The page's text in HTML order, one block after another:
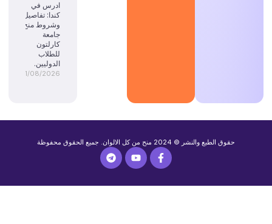
ادرس في
كندا: تفاصيل
وشروط منح
جامعة
كارلتون
للطلاب
الدوليين.
01/08/2026
حقوق الطبع والنشر © 2024 منح من كل الالوان. جميع الحقوق محفوظة